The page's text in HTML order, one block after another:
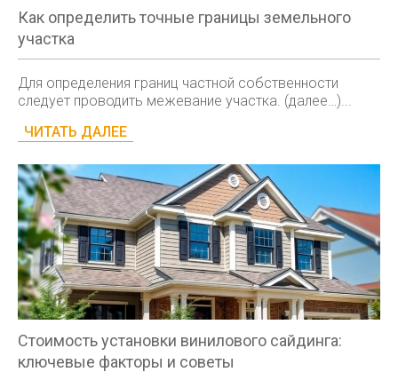
Как определить точные границы земельного
участка
Для определения границ частной собственности
следует проводить межевание участка. (далее…)...
ЧИТАТЬ ДАЛЕЕ
Стоимость установки винилового сайдинга:
ключевые факторы и советы